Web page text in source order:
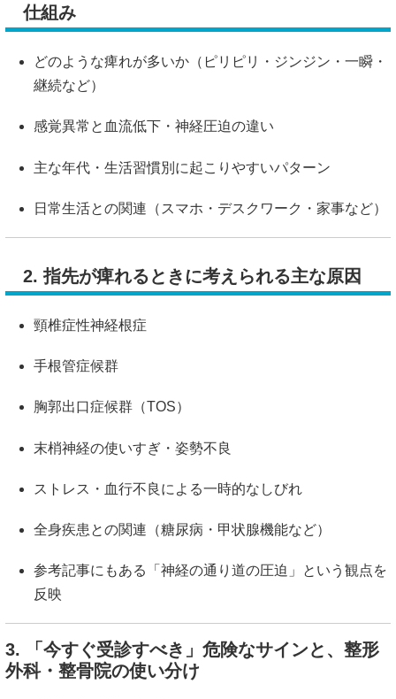
仕組み
どのような痺れが多いか（ピリピリ・ジンジン・一瞬・
継続など）
感覚異常と血流低下・神経圧迫の違い
主な年代・生活習慣別に起こりやすいパターン
日常生活との関連（スマホ・デスクワーク・家事など）
2. 指先が痺れるときに考えられる主な原因
頸椎症性神経根症
手根管症候群
胸郭出口症候群（TOS）
末梢神経の使いすぎ・姿勢不良
ストレス・血行不良による一時的なしびれ
全身疾患との関連（糖尿病・甲状腺機能など）
参考記事にもある「神経の通り道の圧迫」という観点を
反映
3. 「今すぐ受診すべき」危険なサインと、整形
外科・整骨院の使い分け